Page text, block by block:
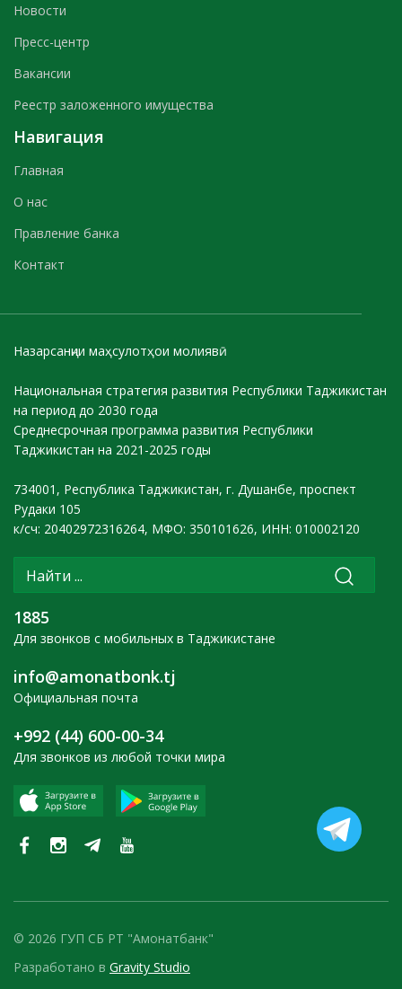
Новости
Пресс-центр
Вакансии
Реестр заложенного имущества
Навигация
Главная
О нас
Правление банка
Контакт
Назарсанҷии маҳсулотҳои молиявӣ
Национальная стратегия развития Республики Таджикистан
на период до 2030 года
Среднесрочная программа развития Республики
Таджикистан на 2021-2025 годы
734001, Республика Таджикистан, г. Душанбе, проспект
Рудаки 105
к/сч: 20402972316264, МФО: 350101626, ИНН: 010002120
1885
Для звонков с мобильных в Таджикистане
info@amonatbonk.tj
Официальная почта
+992 (44) 600-00-34
Для звонков из любой точки мира
© 2026 ГУП СБ РТ "Амонатбанк"
Разработано в Gravity Studio